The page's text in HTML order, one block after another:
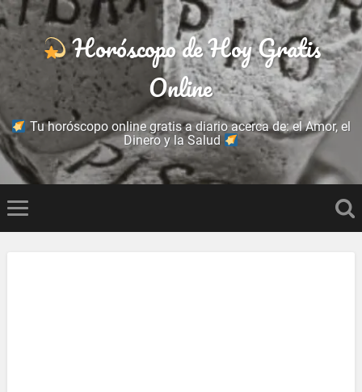
Horóscopo de Hoy Gratis
Online
Tu horóscopo online gratis a diario acerca de: el Amor, el
Dinero y la Salud